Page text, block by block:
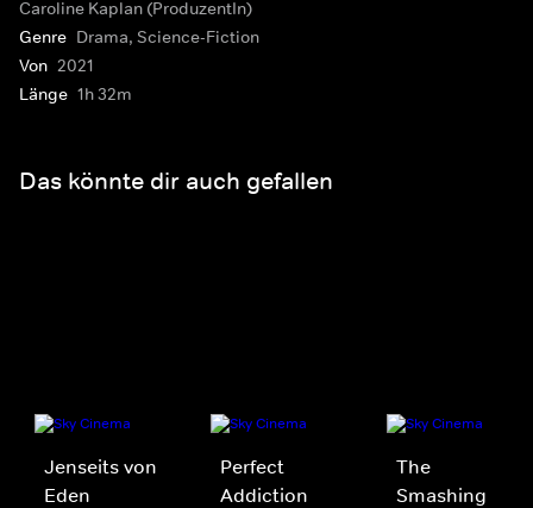
Caroline Kaplan (ProduzentIn)
Genre Drama, Science-Fiction
Von 2021
Länge 1h 32m
Das könnte dir auch gefallen
Jenseits von
Eden
Perfect
Addiction
The
Smashing